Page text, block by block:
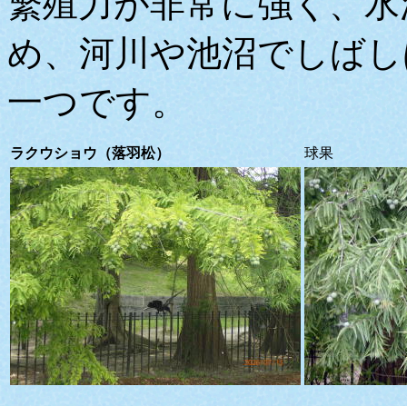
め、河川や池沼でしば
一つです。
ラクウショウ（落羽松） 球果